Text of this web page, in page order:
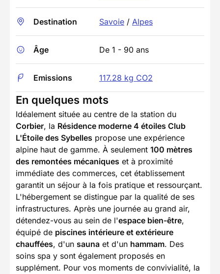
Destination Savoie / Alpes
Âge De 1 - 90 ans
Emissions 117.28 kg CO2
En quelques mots
Idéalement située au centre de la station du
Corbier, la Résidence moderne 4 étoiles Club
L'Étoile des Sybelles propose une expérience
alpine haut de gamme. À seulement 100 mètres
des remontées mécaniques et à proximité
immédiate des commerces, cet établissement
garantit un séjour à la fois pratique et ressourçant.
L'hébergement se distingue par la qualité de ses
infrastructures. Après une journée au grand air,
détendez-vous au sein de l'espace bien-être,
équipé de piscines intérieure et extérieure
chauffées, d'un sauna et d'un hammam. Des
soins spa y sont également proposés en
supplément. Pour vos moments de convivialité, la